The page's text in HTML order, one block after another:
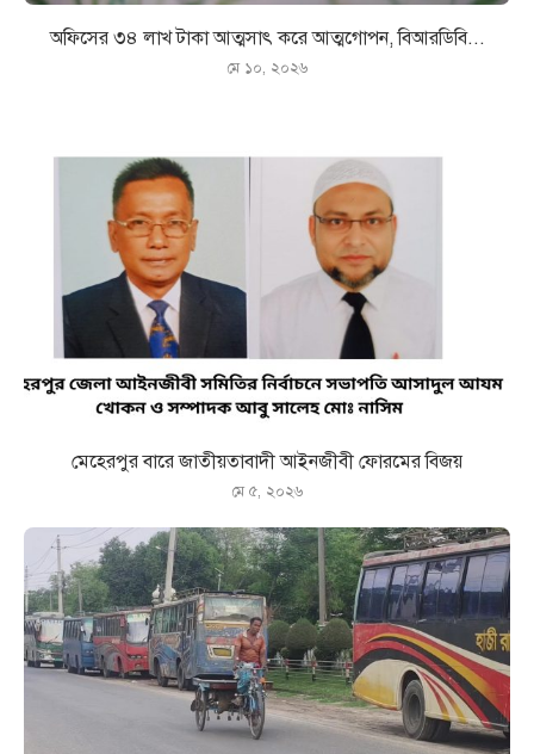
অফিসের ৩৪ লাখ টাকা আত্মসাৎ করে আত্মগোপন, বিআরডিবি...
মে ১০, ২০২৬
মেহেরপুর বারে জাতীয়তাবাদী আইনজীবী ফোরমের বিজয়
মে ৫, ২০২৬